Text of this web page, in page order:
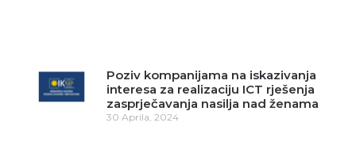
Poziv kompanijama na iskazivanja
interesa za realizaciju ICT rješenja
zasprječavanja nasilja nad ženama
30 Aprila, 2024